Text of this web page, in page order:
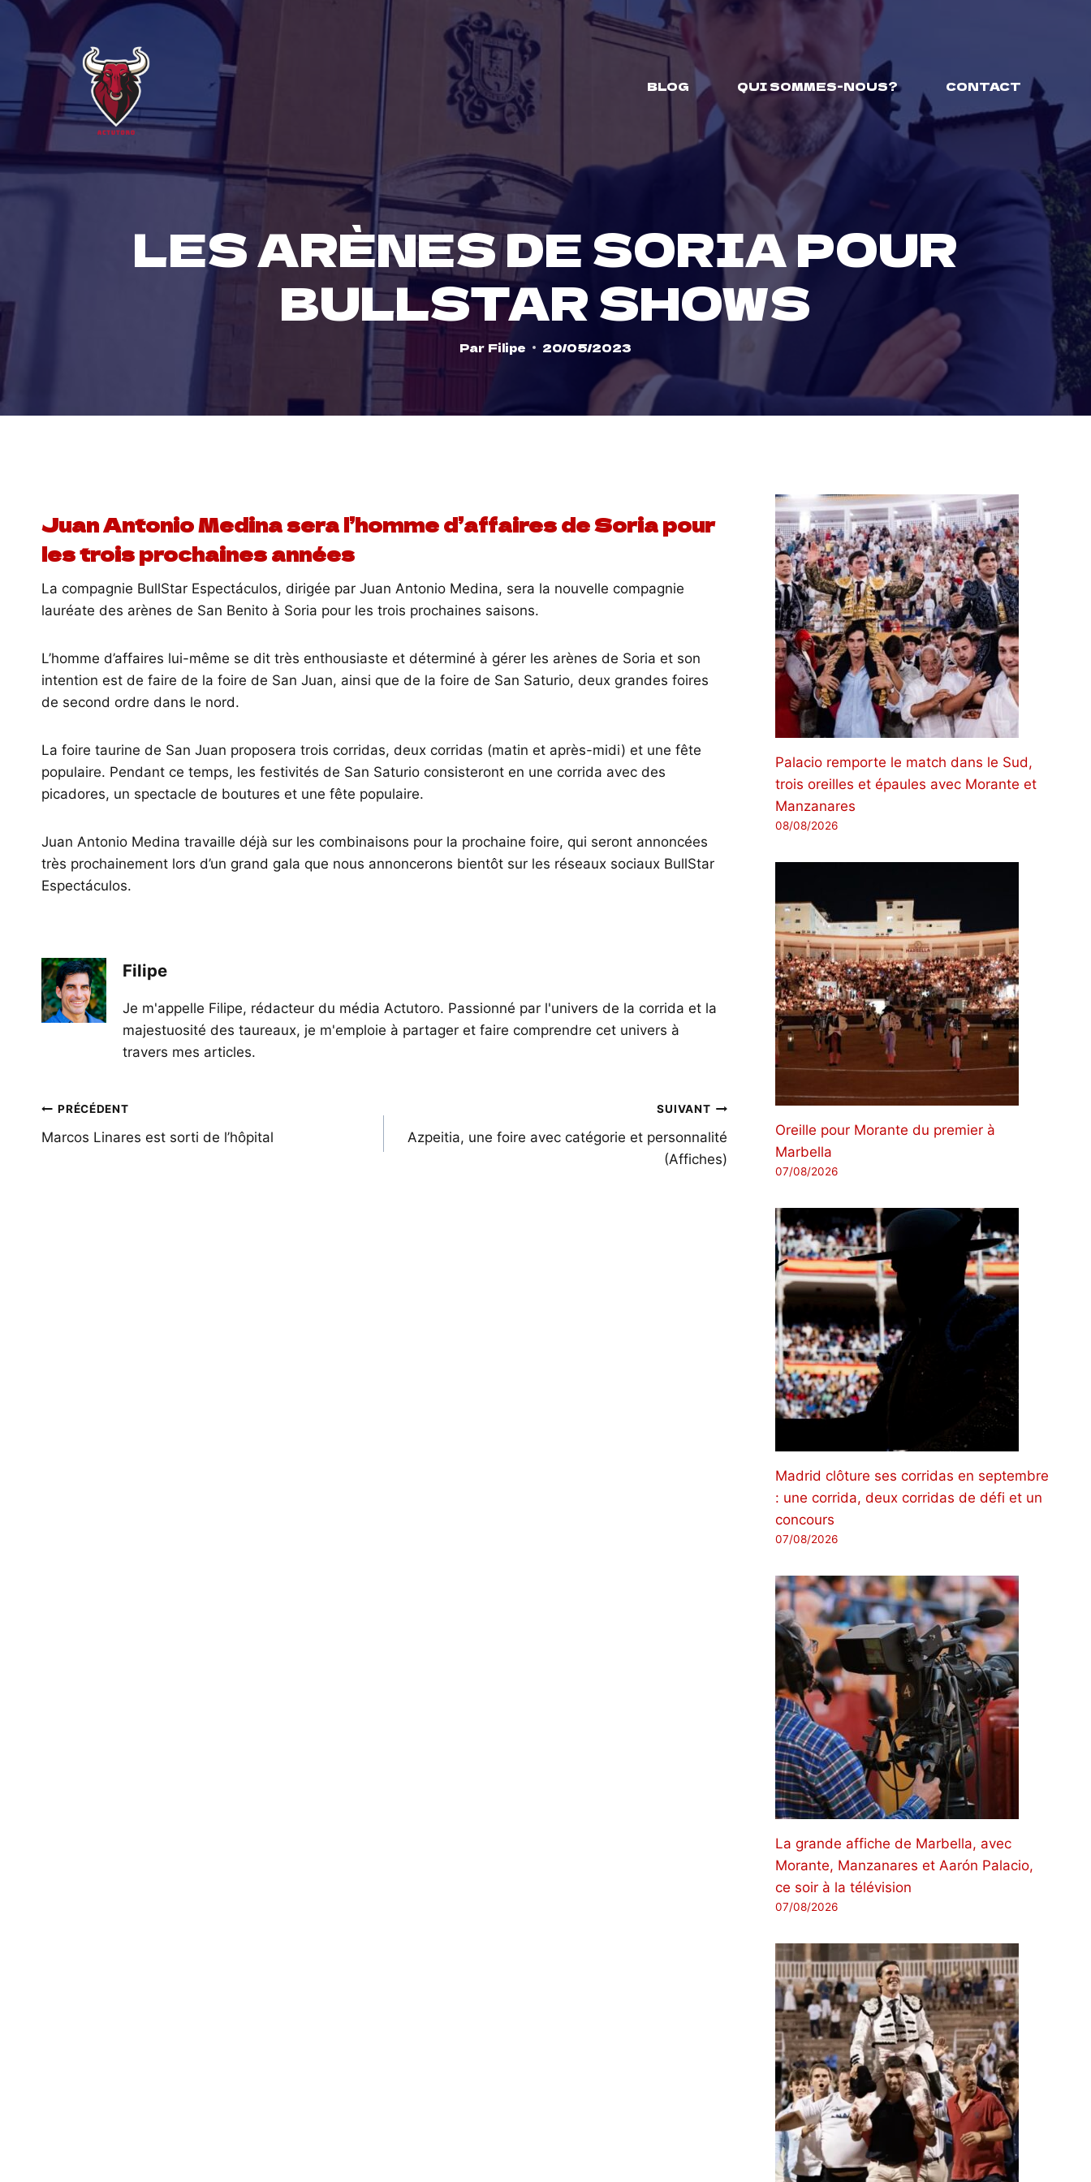
Skip
content
BLOG
QUI SOMMES-NOUS? CONTACT
LES ARÈNES DE SORIA POUR
BULLSTAR SHOWS
Par Filipe 20/05/2023
Juan Antonio Medina sera l’homme d’affaires de Soria pour
les trois prochaines années
La compagnie BullStar Espectáculos, dirigée par Juan Antonio Medina, sera la nouvelle compagnie
lauréate des arènes de San Benito à Soria pour les trois prochaines saisons.
L’homme d’affaires lui-même se dit très enthousiaste et déterminé à gérer les arènes de Soria et son
intention est de faire de la foire de San Juan, ainsi que de la foire de San Saturio, deux grandes foires
de second ordre dans le nord.
La foire taurine de San Juan proposera trois corridas, deux corridas (matin et après-midi) et une fête
populaire. Pendant ce temps, les festivités de San Saturio consisteront en une corrida avec des
picadores, un spectacle de boutures et une fête populaire.
Juan Antonio Medina travaille déjà sur les combinaisons pour la prochaine foire, qui seront annoncées
très prochainement lors d’un grand gala que nous annoncerons bientôt sur les réseaux sociaux BullStar
Espectáculos.
Filipe
Je m'appelle Filipe, rédacteur du média Actutoro. Passionné par l'univers de la corrida et la
majestuosité des taureaux, je m'emploie à partager et faire comprendre cet univers à
travers mes articles.
Navigation
de
PRÉCÉDENT
Marcos Linares est sorti de l’hôpital
SUIVANT
Azpeitia, une foire avec catégorie et personnalité
(Affiches)
Palacio remporte le match dans le Sud,
trois oreilles et épaules avec Morante et
Manzanares
08/08/2026
Oreille pour Morante du premier à
Marbella
07/08/2026
Madrid clôture ses corridas en septembre
: une corrida, deux corridas de défi et un
concours
07/08/2026
La grande affiche de Marbella, avec
Morante, Manzanares et Aarón Palacio,
ce soir à la télévision
07/08/2026